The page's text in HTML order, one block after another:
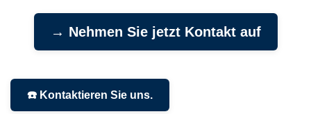
→ Nehmen Sie jetzt Kontakt auf
☎️ Kontaktieren Sie uns.